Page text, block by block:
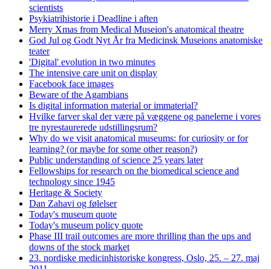
scientists
Psykiatrihistorie i Deadline i aften
Merry Xmas from Medical Museion's anatomical theatre
God Jul og Godt Nyt År fra Medicinsk Museions anatomiske
teater
'Digital' evolution in two minutes
The intensive care unit on display
Facebook face images
Beware of the Agambians
Is digital information material or immaterial?
Hvilke farver skal der være på væggene og panelerne i vores
tre nyrestaurerede udstillingsrum?
Why do we visit anatomical museums: for curiosity or for
learning? (or maybe for some other reason?)
Public understanding of science 25 years later
Fellowships for research on the biomedical science and
technology since 1945
Heritage & Society
Dan Zahavi og følelser
Today's museum quote
Today's museum policy quote
Phase III trail outcomes are more thrilling than the ups and
downs of the stock market
23. nordiske medicinhistoriske kongress, Oslo, 25. – 27. maj